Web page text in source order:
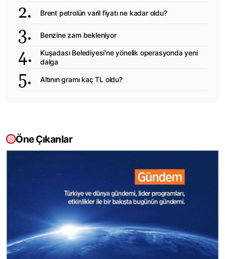
Brent petrolün varil fiyatı ne kadar oldu?
Benzine zam bekleniyor
Kuşadası Belediyesi'ne yönelik operasyonda yeni
dalga
Altının gramı kaç TL oldu?
Öne Çıkanlar